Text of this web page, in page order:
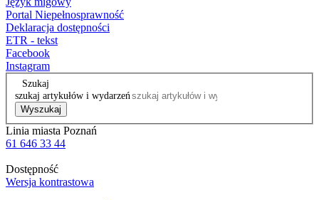
Portal Niepełnosprawność
Deklaracja dostępności
ETR - tekst
Facebook
Instagram
Szukaj
szukaj artykułów i wydarzeń
Wyszukaj
Linia miasta Poznań
61 646 33 44
Dostępność
Wersja kontrastowa